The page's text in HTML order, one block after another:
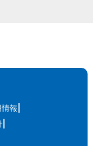
報